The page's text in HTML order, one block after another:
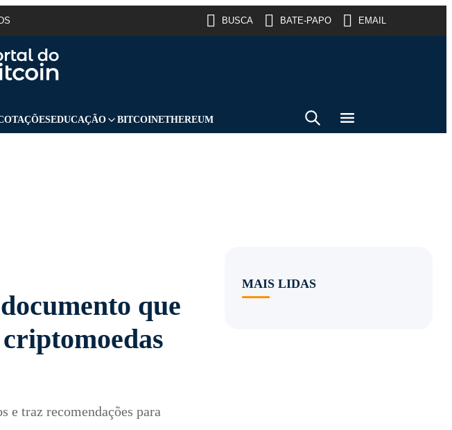
BUSCA BATE-PAPO EMAIL
EDUCAÇÃO BITCOINETHEREUM
que
e traz recomendações para
MAIS LIDAS